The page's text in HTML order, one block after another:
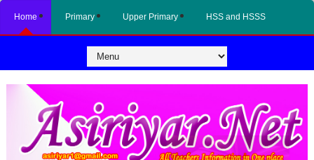
Home Primary Upper Primary HSS and HSSS